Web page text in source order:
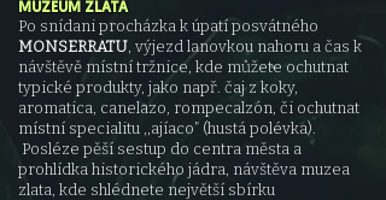
MUZEUM ZLATA
Po snídani procházka k úpatí posvátného
MONSERRATU, výjezd lanovkou nahoru a čas k
návštěvě místní tržnice, kde můžete ochutnat
typické produkty, jako např. čaj z koky,
aromatica, canelazo, rompecalzón, či ochutnat
místní specialitu ,,ajíaco” (hustá polévka).
Posléze pěší sestup do centra města a
prohlídka historického jádra, návštěva muzea
zlata, kde shlédnete největší sbírku